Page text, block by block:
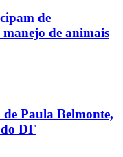
de
de animais
Paula Belmonte,
DF